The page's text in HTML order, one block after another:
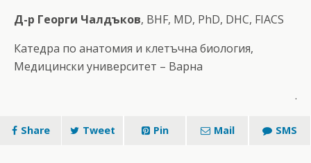
Д-р Георги Чалдъков, BHF, MD, PhD, DHC, FIACS
Катедра по анатомия и клетъчна биология,
Медицински университет – Варна
.
Share Tweet Pin Mail SMS